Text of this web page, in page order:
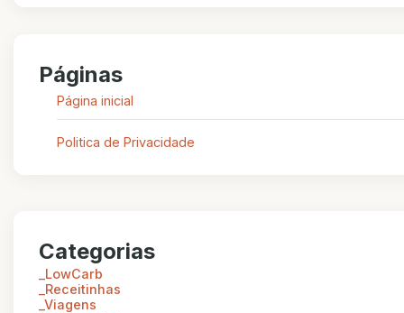
Páginas
Página inicial
Politica de Privacidade
Categorias
_LowCarb
_Receitinhas
_Viagens